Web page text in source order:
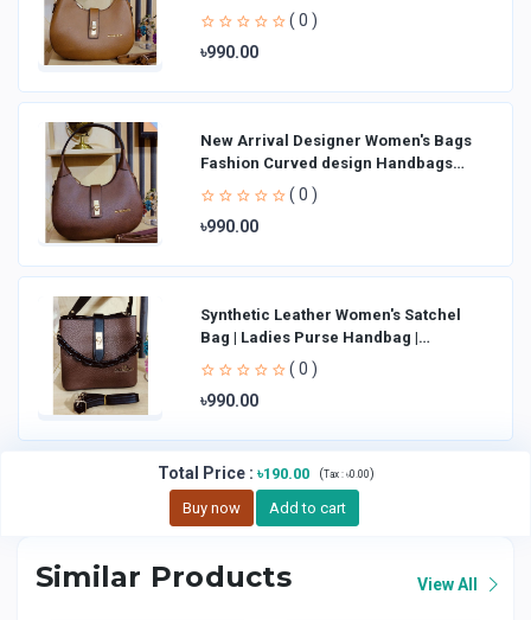
Shoulder Bag La
( 0 )
৳990.00
New Arrival Designer Women′s Bags
Fashion Curved design Handbags
Shoulder Bag La
( 0 )
৳990.00
Synthetic Leather Women's Satchel
Bag | Ladies Purse Handbag |
Handheld Bag | Sl
( 0 )
৳990.00
Total Price: ৳190.00 (Tax : ৳0.00)
Buy now Add to cart
Similar Products View All